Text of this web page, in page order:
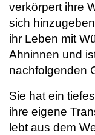
verkörpert ihre
sich
ihr Leben mit
Ahninnen und
nachfolgenden
Sie hat ein
ihre eigene
lebt aus dem